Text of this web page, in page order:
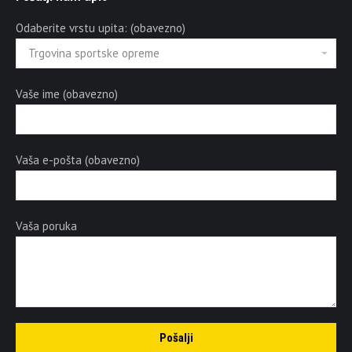
Odaberite vrstu upita: (obavezno)
Vaše ime (obavezno)
Vaša e-pošta (obavezno)
Vaša poruka